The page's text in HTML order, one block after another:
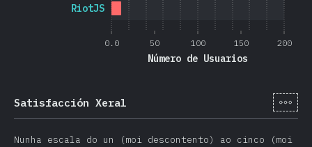
0.0 50 100 150 200
Número de Usuarios
RiotJS
Satisfacción Xeral [gl-
Nunha escala do un (moi descontento) ao cinco (moi